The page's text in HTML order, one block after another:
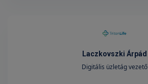
Laczkovszki Árpád
Digitális üzletág vezető